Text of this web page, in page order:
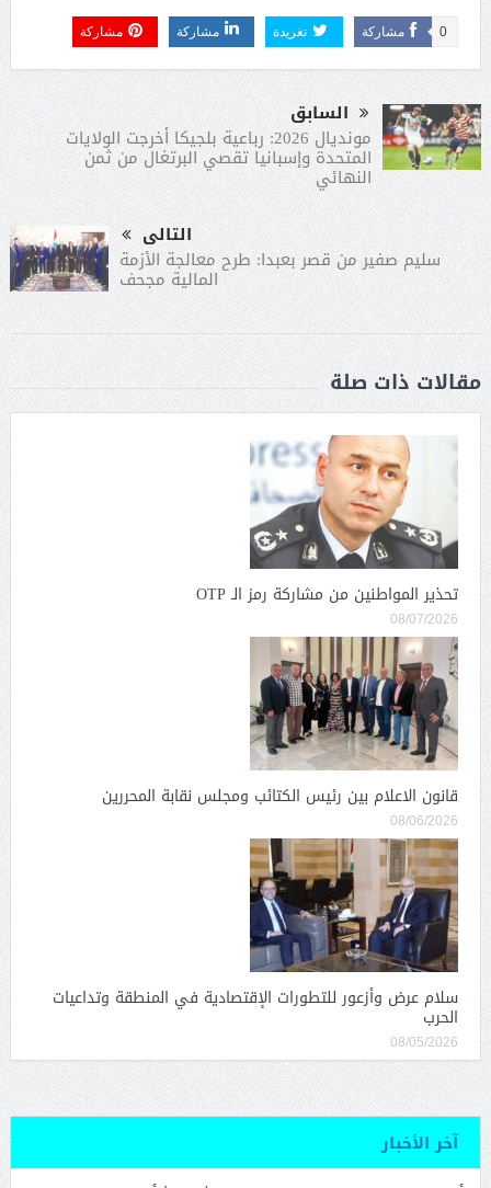
مشاركة 0 تغريدة مشاركة مشاركة
السابق
مونديال 2026: رباعية بلجيكا أخرجت الولايات
المتحدة وإسبانيا تقصي البرتغال من ثمن
النهائي
التالى
سليم صفير من قصر بعبدا: طرح معالجة الأزمة
المالية مجحف
مقالات ذات صلة
تحذير المواطنين من مشاركة رمز الـ OTP
08/07/2026
قانون الاعلام بين رئيس الكتائب ومجلس نقابة المحررين
08/06/2026
سلام عرض وأزعور للتطورات الإقتصادية في المنطقة وتداعيات
الحرب
08/05/2026
آخر الأخبار